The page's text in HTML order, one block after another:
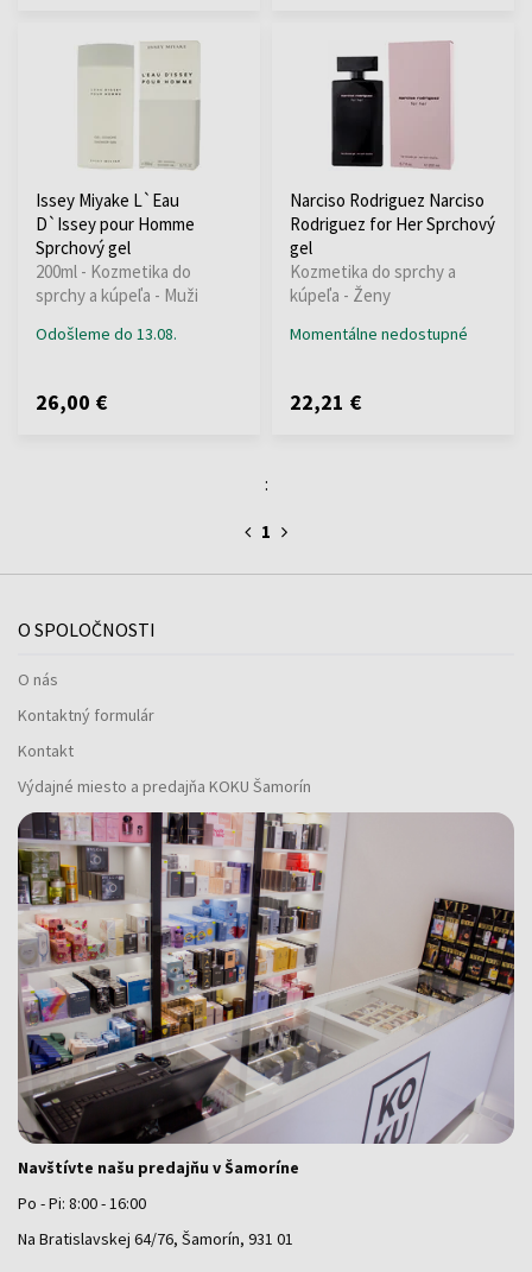
Issey Miyake L`Eau
D`Issey pour Homme
Sprchový gel
200ml - Kozmetika do
sprchy a kúpeľa - Muži
Odošleme do 13.08.
26,00 €
Narciso Rodriguez Narciso
Rodriguez for Her Sprchový
gel
Kozmetika do sprchy a
kúpeľa - Ženy
Momentálne nedostupné
22,21 €
:
1
O SPOLOČNOSTI
O nás
Kontaktný formulár
Kontakt
Výdajné miesto a predajňa KOKU Šamorín
Navštívte našu predajňu v Šamoríne
Po - Pi: 8:00 - 16:00
Na Bratislavskej 64/76, Šamorín, 931 01